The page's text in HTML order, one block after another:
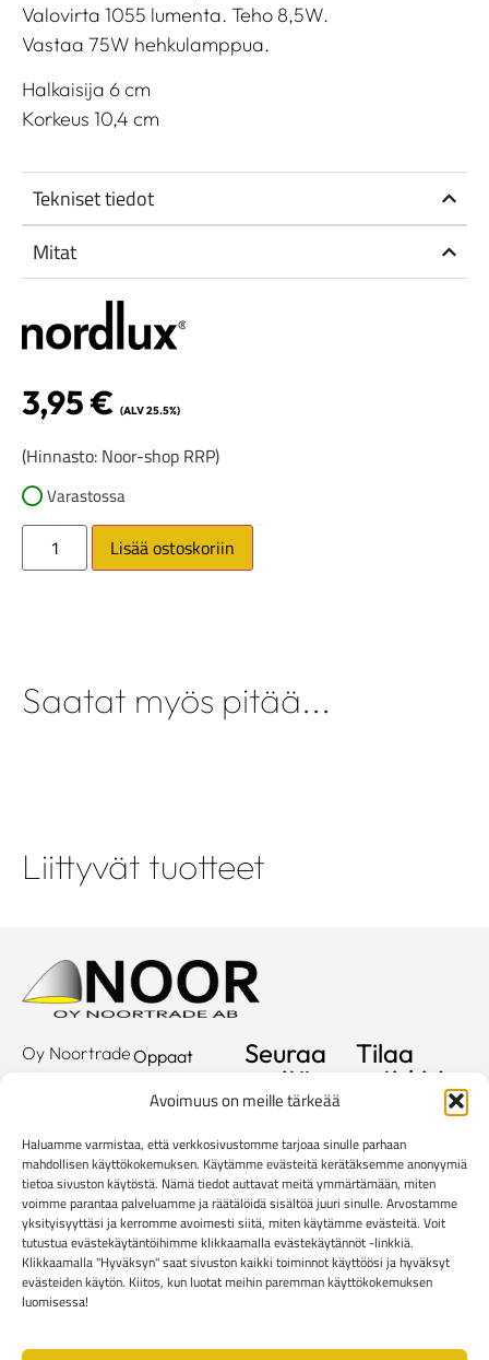
Avoimuus on meille tärkeää
Haluamme varmistaa, että verkkosivustomme tarjoaa sinulle parhaan
mahdollisen käyttökokemuksen. Käytämme evästeitä kerätäksemme anonyymiä
tietoa sivuston käytöstä. Nämä tiedot auttavat meitä ymmärtämään, miten
voimme parantaa palveluamme ja räätälöidä sisältöä juuri sinulle. Arvostamme
yksityisyyttäsi ja kerromme avoimesti siitä, miten käytämme evästeitä. Voit
tutustua evästekäytäntöihimme klikkaamalla evästekäytännöt -linkkiä.
Klikkaamalla "Hyväksyn" saat sivuston kaikki toiminnot käyttöösi ja hyväksyt
evästeiden käytön. Kiitos, kun luotat meihin paremman käyttökokemuksen
luomisessa!
Valovirta 1055 lumenta. Teho 8,5W.
Vastaa 75W hehkulamppua.
Halkaisija 6 cm
Korkeus 10,4 cm
Tekniset tiedot
Mitat
3,95€ (ALV 25.5%)
(Hinnasto: Noor-shop RRP)
Varastossa
Lisää ostoskoriin
Saatat myös pitää...
Liittyvät tuotteet
Oy Noortrade
Hallimestarinkatu
20780
Kaarina
info@noortrade.fi
+358 2 51 22
500
Oppaat
Kuvastot
Showroom
Yritys
Yhteystiedot
Ajankohtaista
Seuraa
meitä
Tilaa
uutiskirje